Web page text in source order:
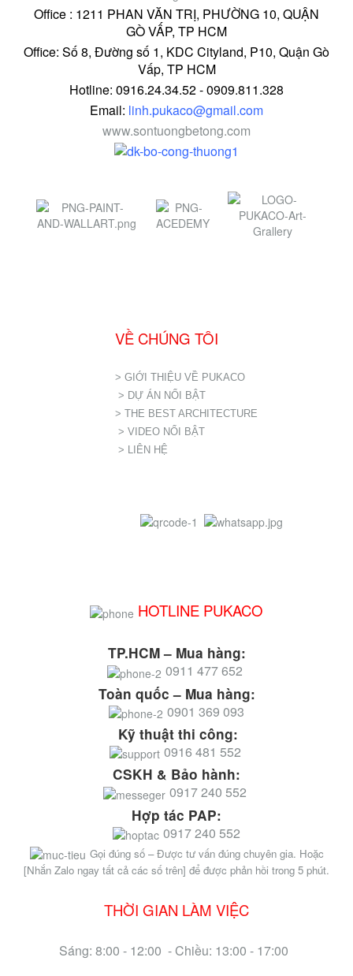
Office : 1211 PHAN VĂN TRỊ, PHƯỜNG 10, QUẬN
GÒ VẤP, TP HCM
Office: Số 8, Đường số 1, KDC Cityland, P10, Quận Gò
Vấp, TP HCM
Hotline: 0916.24.34.52 - 0909.811.328
Email: linh.pukaco@gmail.com
www.sontuongbetong.com
VỀ CHÚNG TÔI
> GIỚI THIỆU VỀ PUKACO
> DỰ ÁN NỔI BẬT
> THE BEST ARCHITECTURE
> VIDEO NỔI BẬT
> LIÊN HỆ
HOTLINE PUKACO
TP.HCM – Mua hàng:
0911 477 652
Toàn quốc – Mua hàng:
0901 369 093
Kỹ thuật thi công:
0916 481 552
CSKH & Bảo hành:
0917 240 552
Hợp tác PAP:
0917 240 552
Gọi đúng số – Được tư vấn đúng chuyên gia. Hoặc
[Nhắn Zalo ngay tất cả các số trên] để được phản hồi trong 5 phút.
THỜI GIAN LÀM VIỆC
Sáng: 8:00 - 12:00 - Chiều: 13:00 - 17:00